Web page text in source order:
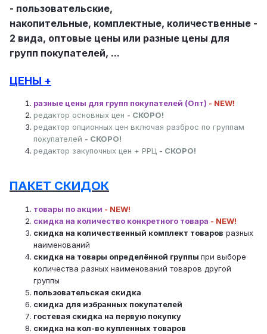
- пользовательские,
накопительные, комплектные, количественные -
2 вида, оптовые цены или разные цены для
групп покупателей, ...
ЦЕНЫ +
разные цены для групп покупателей (Опт) - NEW!
редактор основных цен - СКОРО!
редактор опционных цен включая разброс по группам
покупателей - СКОРО!
редактор закупочных цен + РРЦ - СКОРО!
ПАКЕТ СКИДОК
товары по акции - NEW!
скидка на количество конкретного товара - NEW!
скидка на количественный комплект товаров разных
наименований
скидка на товары определённой группы при выборе
количества разных наименований товаров другой
группы
пользовательская скидка
скидка для избранных покупателей
гостевая скидка на первую покупку
скидка на кол-во купленных товаров